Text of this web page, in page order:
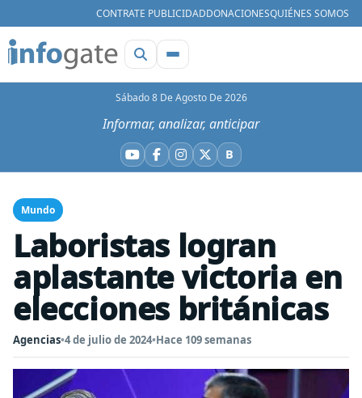
CONTRATE PUBLICIDADDONACIONESQUIÉNES SOMOS
Sábado 8 De Agosto De 2026
Informar, analizar, anticipar
YouTube
Facebook
Instagram
X BBluesky
Mundo
Laboristas logran
aplastante victoria en
elecciones británicas
Agencias•4 de julio de 2024•Hace 109 semanas